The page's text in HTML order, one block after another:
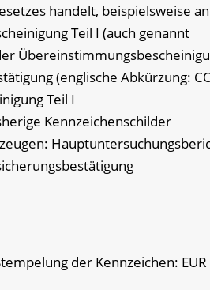
handelt, beispielsweise
Teil I (auch genannt
(englische Abkürzung:
Teil I
Kennzeichenschilder
der Kennzeichen: